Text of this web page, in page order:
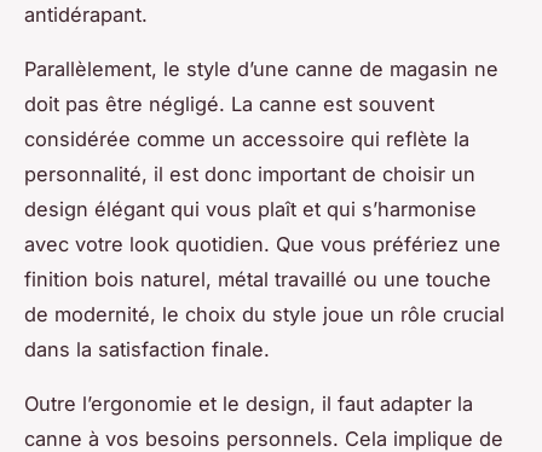
antidérapant.
Parallèlement, le style d’une canne de magasin ne
doit pas être négligé. La canne est souvent
considérée comme un accessoire qui reflète la
personnalité, il est donc important de choisir un
design élégant qui vous plaît et qui s’harmonise
avec votre look quotidien. Que vous préfériez une
finition bois naturel, métal travaillé ou une touche
de modernité, le choix du style joue un rôle crucial
dans la satisfaction finale.
Outre l’ergonomie et le design, il faut adapter la
canne à vos besoins personnels. Cela implique de